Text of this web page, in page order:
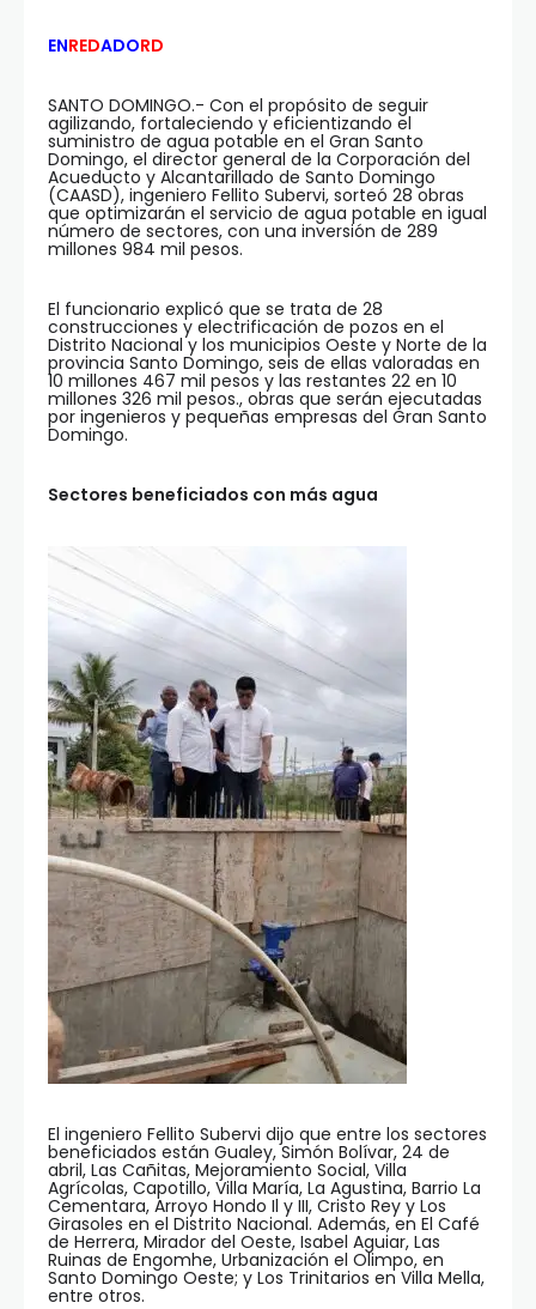
ENREDADORD
SANTO DOMINGO.- Con el propósito de seguir
agilizando, fortaleciendo y eficientizando el
suministro de agua potable en el Gran Santo
Domingo, el director general de la Corporación del
Acueducto y Alcantarillado de Santo Domingo
(CAASD), ingeniero Fellito Subervi, sorteó 28 obras
que optimizarán el servicio de agua potable en igual
número de sectores, con una inversión de 289
millones 984 mil pesos.
El funcionario explicó que se trata de 28
construcciones y electrificación de pozos en el
Distrito Nacional y los municipios Oeste y Norte de la
provincia Santo Domingo, seis de ellas valoradas en
10 millones 467 mil pesos y las restantes 22 en 10
millones 326 mil pesos., obras que serán ejecutadas
por ingenieros y pequeñas empresas del Gran Santo
Domingo.
Sectores beneficiados con más agua
El ingeniero Fellito Subervi dijo que entre los sectores
beneficiados están Gualey, Simón Bolívar, 24 de
abril, Las Cañitas, Mejoramiento Social, Villa
Agrícolas, Capotillo, Villa María, La Agustina, Barrio La
Cementara, Arroyo Hondo Il y III, Cristo Rey y Los
Girasoles en el Distrito Nacional. Además, en El Café
de Herrera, Mirador del Oeste, Isabel Aguiar, Las
Ruinas de Engomhe, Urbanización el Olimpo, en
Santo Domingo Oeste; y Los Trinitarios en Villa Mella,
entre otros.